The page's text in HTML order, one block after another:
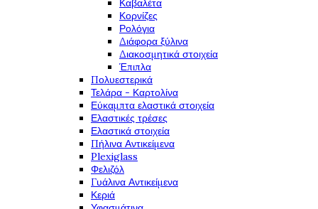
Καβαλέτα
Κορνίζες
Ρολόγια
Διάφορα ξύλινα
Διακοσμητικά στοιχεία
Έπιπλα
Πολυεστερικά
Τελάρα - Καρτολίνα
Εύκαμπτα ελαστικά στοιχεία
Ελαστικές τρέσες
Ελαστικά στοιχεία
Πήλινα Αντικείμενα
Plexiglass
Φελιζόλ
Γυάλινα Αντικείμενα
Κεριά